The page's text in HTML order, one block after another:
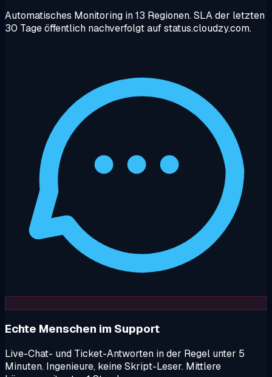
Automatisches Monitoring in 13 Regionen. SLA der letzten
30 Tage öffentlich nachverfolgt auf status.cloudzy.com.
Echte Menschen im Support
Live-Chat- und Ticket-Antworten in der Regel unter 5
Minuten. Ingenieure, keine Skript-Leser. Mittlere